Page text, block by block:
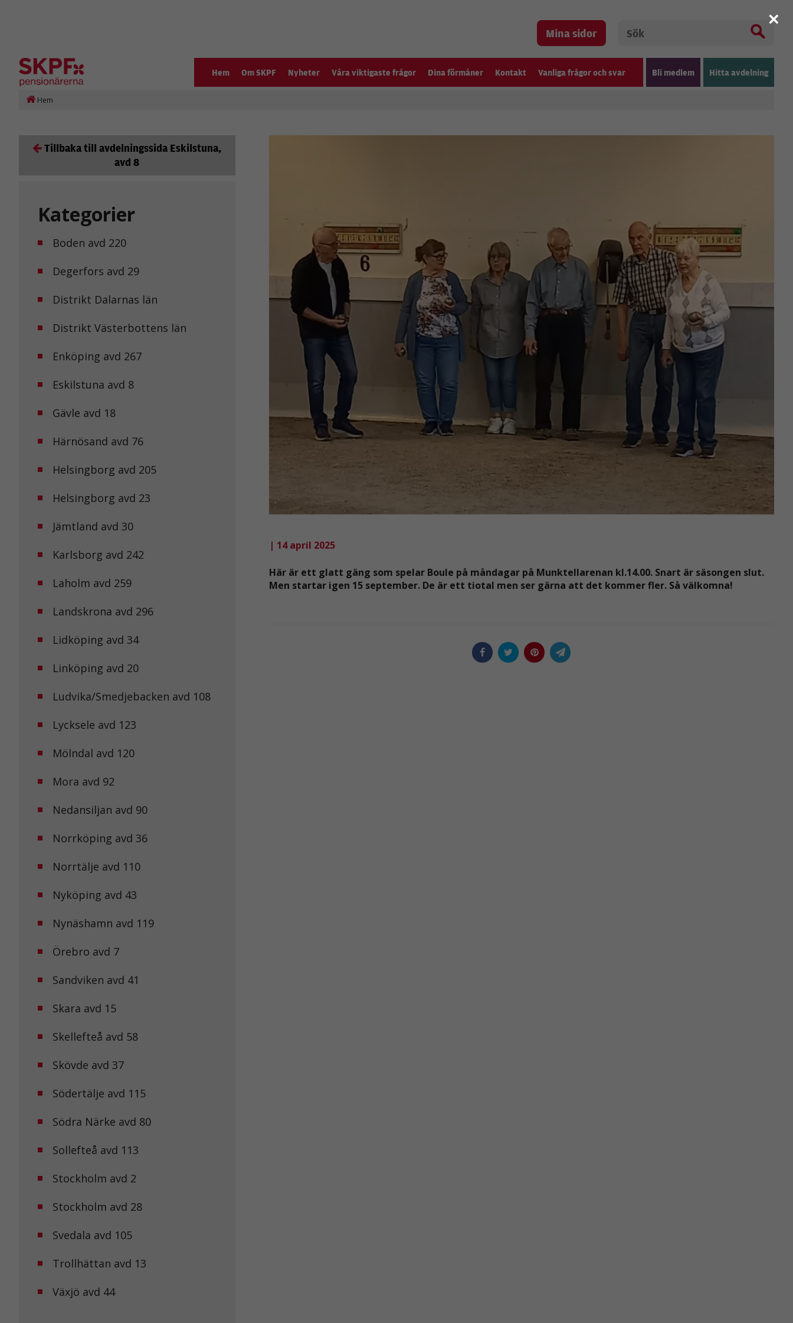
Mina sidor
Hem Om SKPF Nyheter Våra viktigaste frågor Dina förmåner Kontakt Vanliga frågor och svar Bli medlem Hitta avdelning
Hem
Tillbaka till avdelningssida Eskilstuna,
avd 8
Kategorier
Boden avd 220
Degerfors avd 29
Distrikt Dalarnas län
Distrikt Västerbottens län
Enköping avd 267
Eskilstuna avd 8
Gävle avd 18
Härnösand avd 76
Helsingborg avd 205
Helsingborg avd 23
Jämtland avd 30
Karlsborg avd 242
Laholm avd 259
Landskrona avd 296
Lidköping avd 34
Linköping avd 20
Ludvika/Smedjebacken avd 108
Lycksele avd 123
Mölndal avd 120
Mora avd 92
Nedansiljan avd 90
Norrköping avd 36
Norrtälje avd 110
Nyköping avd 43
Nynäshamn avd 119
Örebro avd 7
Sandviken avd 41
Skara avd 15
Skellefteå avd 58
Skövde avd 37
Södertälje avd 115
Södra Närke avd 80
Sollefteå avd 113
Stockholm avd 2
Stockholm avd 28
Svedala avd 105
Trollhättan avd 13
Växjö avd 44
| 14 april 2025
Här är ett glatt gäng som spelar Boule på måndagar på Munktellarenan kl.14.00. Snart är säsongen slut.
Men startar igen 15 september. De är ett tiotal men ser gärna att det kommer fler. Så välkomna!
×